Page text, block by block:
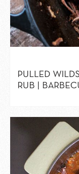
PULLED
RUB |